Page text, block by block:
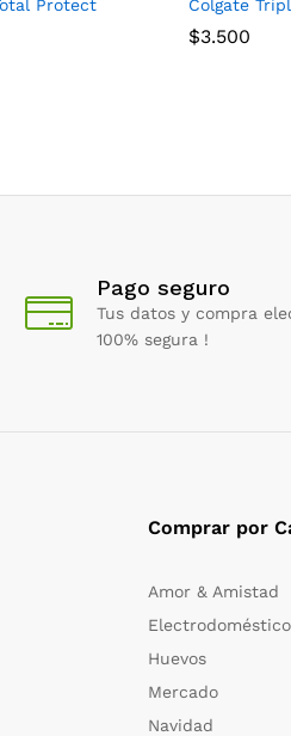
Protect
Colgate
$3.500
Pago seguro
Tus datos y compra
100% segura !
Comprar por
Amor & Amistad
Huevos
Mercado
Navidad